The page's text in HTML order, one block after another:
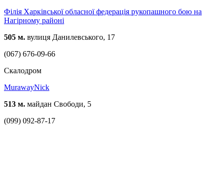
Філія Харківської обласної федерація рукопашного бою на
Нагірному районі
505 м. вулиця Данилевського, 17
(067) 676-09-66
Скалодром
MurawayNick
513 м. майдан Свободи, 5
(099) 092-87-17